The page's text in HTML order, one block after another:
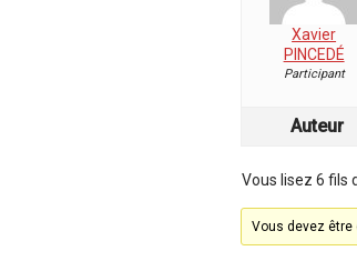
Xavier
PINCEDÉ
Participant
Auteur
Vous lisez 6 fils
Vous devez être